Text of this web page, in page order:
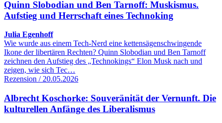
Quinn Slobodian und Ben Tarnoff: Muskismus.
Aufstieg und Herrschaft eines Technoking
Julia Egenhoff
Wie wurde aus einem Tech-Nerd eine kettensägenschwingende
Ikone der libertären Rechten? Quinn Slobodian und Ben Tarnoff
zeichnen den Aufstieg des „Technokings“ Elon Musk nach und
zeigen, wie sich Tec…
Rezension / 20.05.2026
Albrecht Koschorke: Souveränität der Vernunft. Die
kulturellen Anfänge des Liberalismus